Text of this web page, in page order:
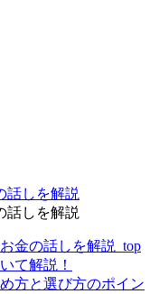
話しを解説
話しを解説
金の話しを解説_top
て解説！
方と選び方のポイン